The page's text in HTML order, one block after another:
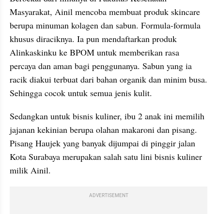
Masyarakat, Ainil mencoba membuat produk skincare
berupa minuman kolagen dan sabun. Formula-formula
khusus diraciknya. Ia pun mendaftarkan produk
Alinkaskinku ke BPOM untuk memberikan rasa
percaya dan aman bagi penggunanya. Sabun yang ia
racik diakui terbuat dari bahan organik dan minim busa.
Sehingga cocok untuk semua jenis kulit.
Sedangkan untuk bisnis kuliner, ibu 2 anak ini memilih
jajanan kekinian berupa olahan makaroni dan pisang.
Pisang Haujek yang banyak dijumpai di pinggir jalan
Kota Surabaya merupakan salah satu lini bisnis kuliner
milik Ainil.
ADVERTISEMENT